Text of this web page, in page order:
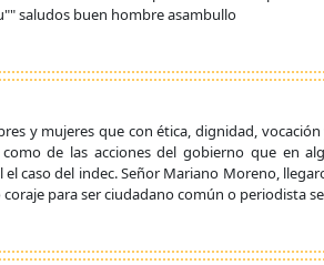
saludos buen hombre asambullo
y mujeres que con ética, dignidad,
de las acciones del gobierno que en
el caso del indec. Señor Mariano Moreno,
para ser ciudadano común o periodista